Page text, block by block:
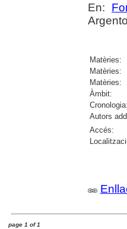
En:
Matèries:
Matèries:
Matèries:
Àmbit:
Cronologia:
Autors
Accés:
page 1 of 1